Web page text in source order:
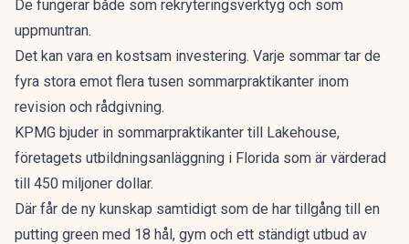
De fungerar både som rekryteringsverktyg och som
uppmuntran.
Det kan vara en kostsam investering. Varje sommar tar de
fyra stora emot flera tusen sommarpraktikanter inom
revision och rådgivning.
KPMG bjuder in sommarpraktikanter till Lakehouse,
företagets utbildningsanläggning i Florida som är värderad
till 450 miljoner dollar.
Där får de ny kunskap samtidigt som de har tillgång till en
putting green med 18 hål, gym och ett ständigt utbud av